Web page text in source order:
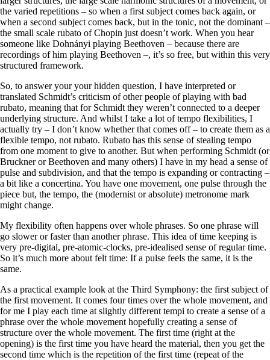
the varied repetitions – so when a first subject comes back again, or
when a second subject comes back, but in the tonic, not the dominant –
the small scale rubato of Chopin just doesn’t work. When you hear
someone like Dohnányi playing Beethoven – because there are
recordings of him playing Beethoven –, it’s so free, but within this very
structured framework.
So, to answer your your hidden question, I have interpreted or
translated Schmidt’s criticism of other people of playing with bad
rubato, meaning that for Schmidt they weren’t connected to a deeper
underlying structure. And whilst I take a lot of tempo flexibilities, I
actually try – I don’t know whether that comes off – to create them as a
flexible tempo, not rubato. Rubato has this sense of stealing tempo
from one moment to give to another. But when performing Schmidt (or
Bruckner or Beethoven and many others) I have in my head a sense of
pulse and subdivision, and that the tempo is expanding or contracting –
a bit like a concertina. You have one movement, one pulse through the
piece but, the tempo, the (modernist or absolute) metronome mark
might change.
My flexibility often happens over whole phrases. So one phrase will
go slower or faster than another phrase. This idea of time keeping is
very pre-digital, pre-atomic-clocks, pre-idealised sense of regular time.
So it’s much more about felt time: If a pulse feels the same, it is the
same.
As a practical example look at the Third Symphony: the first subject of
the first movement. It comes four times over the whole movement, and
for me I play each time at slightly different tempi to create a sense of a
phrase over the whole movement hopefully creating a sense of
structure over the whole movement. The first time (right at the
opening) is the first time you have heard the material, then you get the
second time which is the repetition of the first time (repeat of the